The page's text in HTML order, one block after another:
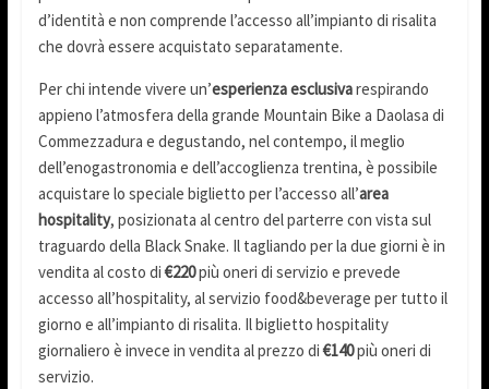
d’identità e non comprende l’accesso all’impianto di risalita
che dovrà essere acquistato separatamente.
Per chi intende vivere un’esperienza esclusivarespirando
appieno l’atmosfera della grande Mountain Bike a Daolasa di
Commezzadura e degustando, nel contempo, il meglio
dell’enogastronomia e dell’accoglienza trentina, è possibile
acquistare lo speciale biglietto per l’accesso all’area
hospitality, posizionata al centro del parterre con vista sul
traguardo della Black Snake. Il tagliando per la due giorni è in
vendita al costo di€220più oneri di servizio e prevede
accesso all’hospitality, al servizio food&beverage per tutto il
giorno e all’impianto di risalita. Il biglietto hospitality
giornaliero è invece in vendita al prezzo di€140più oneri di
servizio.